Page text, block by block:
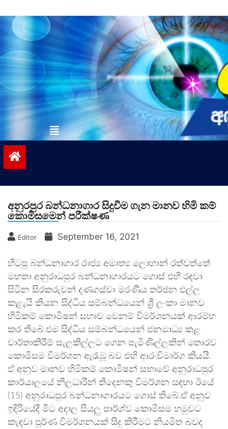
to
contentvinivida.lk
අනුරපුර බන්ධනාගාර සිදුවීම ගැන මානව හිමි කම්
කොමිසමෙන් පරීක්ෂණ
Editor September 16, 2021
හිටපු බන්ධනාගාර රාජ්‍ය අමාත්‍ය ලොහාන් රත්වත්තේ
මහතා අනුරාධපුර බන්ධනාගාරයට ගොස් එහි රඳවා
සිටින සිරකරුවන් දණගස්වා මරණීය තර්ජන එල්ල
කළැයි කියන සිද්ධිය සම්බන්ධයෙන් ශ්‍රී ලංකා මානව
හිමිකම් කොමිෂන් සභාව වෙනම් විමර්ශනයක් ආරම්භ
කර තිබේ.එම සිද්ධිය සම්බන්ධයෙන් ජනමාධ්‍ය කළ
වාර්තාකිරීම් සැලකිල්ලට ගෙන පැමිණිල්ලකින් තොරව
කොමිසම විමර්ශන ඇරැඹූ බව එහි ආරංචිමාර්ග කියයි.
ඒ අනුව මානව හිමිකම් කොමිෂන් සභාවේ අනුරාධපුර
කාර්යාලයේ නිලධාරීන් තිදෙනකු විමර්ශන සඳහා ඊයේ
(15) අනුරාධපුර බන්ධනාගාරයට ගොස් තිබේ.ඒ අනුව
ඉදිරියේදී මීට අදාල සියලු පාර්ශ්ව කොමිසම හමුවට
කැඳවා පූර්ණ විමර්ශනයක් සිදු කිරීමට නියමිත බවද